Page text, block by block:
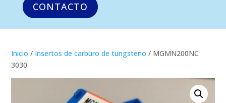
CONTACTO
Inicio / Insertos de carburo de tungsteno / MGMN200NC
3030